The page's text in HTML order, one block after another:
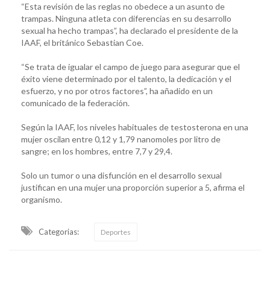
“Esta revisión de las reglas no obedece a un asunto de
trampas. Ninguna atleta con diferencias en su desarrollo
sexual ha hecho trampas”, ha declarado el presidente de la
IAAF, el británico Sebastian Coe.
“Se trata de igualar el campo de juego para asegurar que el
éxito viene determinado por el talento, la dedicación y el
esfuerzo, y no por otros factores”, ha añadido en un
comunicado de la federación.
Según la IAAF, los niveles habituales de testosterona en una
mujer oscilan entre 0,12 y 1,79 nanomoles por litro de
sangre; en los hombres, entre 7,7 y 29,4.
Solo un tumor o una disfunción en el desarrollo sexual
justifican en una mujer una proporción superior a 5, afirma el
organismo.
Categorias: Deportes